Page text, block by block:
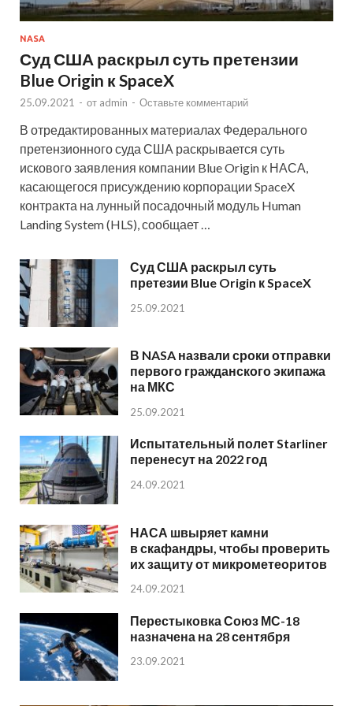
NASA
Суд США раскрыл суть претензии
Blue Origin к SpaceX
25.09.2021 - от admin - Оставьте комментарий
В отредактированных материалах Федерального
претензионного суда США раскрывается суть
искового заявления компании Blue Origin к НАСА,
касающегося присуждению корпорации SpaceX
контракта на лунный посадочный модуль Human
Landing System (HLS), сообщает …
Суд США раскрыл суть
претезии Blue Origin к SpaceX
25.09.2021
В NASA назвали сроки отправки
первого гражданского экипажа
на МКС
25.09.2021
Испытательный полет Starliner
перенесут на 2022 год
24.09.2021
НАСА швыряет камни
в скафандры, чтобы проверить
их защиту от микрометеоритов
24.09.2021
Перестыковка Союз МС-18
назначена на 28 сентября
23.09.2021